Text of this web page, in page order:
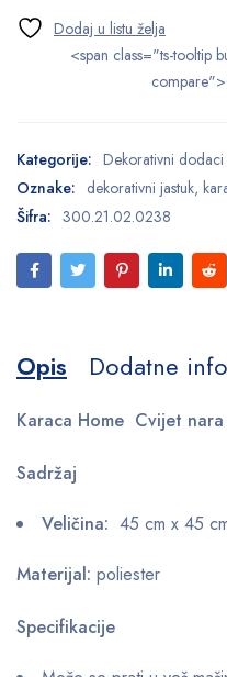
<span class="ts-tooltip
Kategorije: Dekorativni dodaci
Oznake: dekorativni jastuk,
Šifra: 300.21.02.0238
Opis Dodatne
Karaca Home Cvijet
Sadržaj
Veličina: 45 cm x 45
Materijal: poliester
Specifikacije